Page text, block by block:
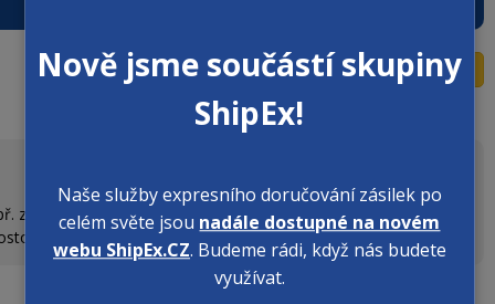
Nově jsme součástí skupiny
ShipEx!
Naše služby expresního doručování zásilek po
celém světe jsou nadále dostupné na novém
webu ShipEx.CZ. Budeme rádi, když nás budete
využívat.
Odpovědět
zjistíte cenu zadáním údajů do kalkulátoru na našich stránkách